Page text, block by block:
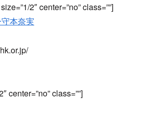
2″ center=”no” class=””]
center=”no” class=””]